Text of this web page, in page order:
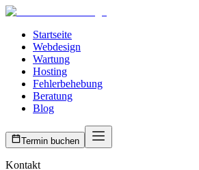
Startseite
Webdesign
Wartung
Hosting
Fehlerbehebung
Beratung
Blog
Termin buchen
Kontakt